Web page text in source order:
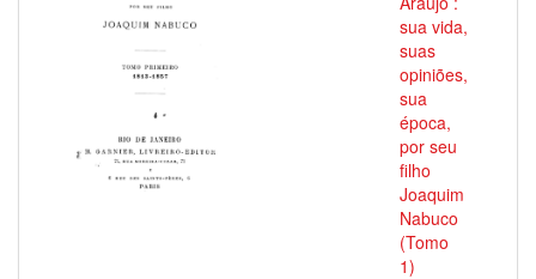
sua vida,
suas
opiniões,
sua
época,
por seu
filho
Joaquim
Nabuco
(Tomo
1)